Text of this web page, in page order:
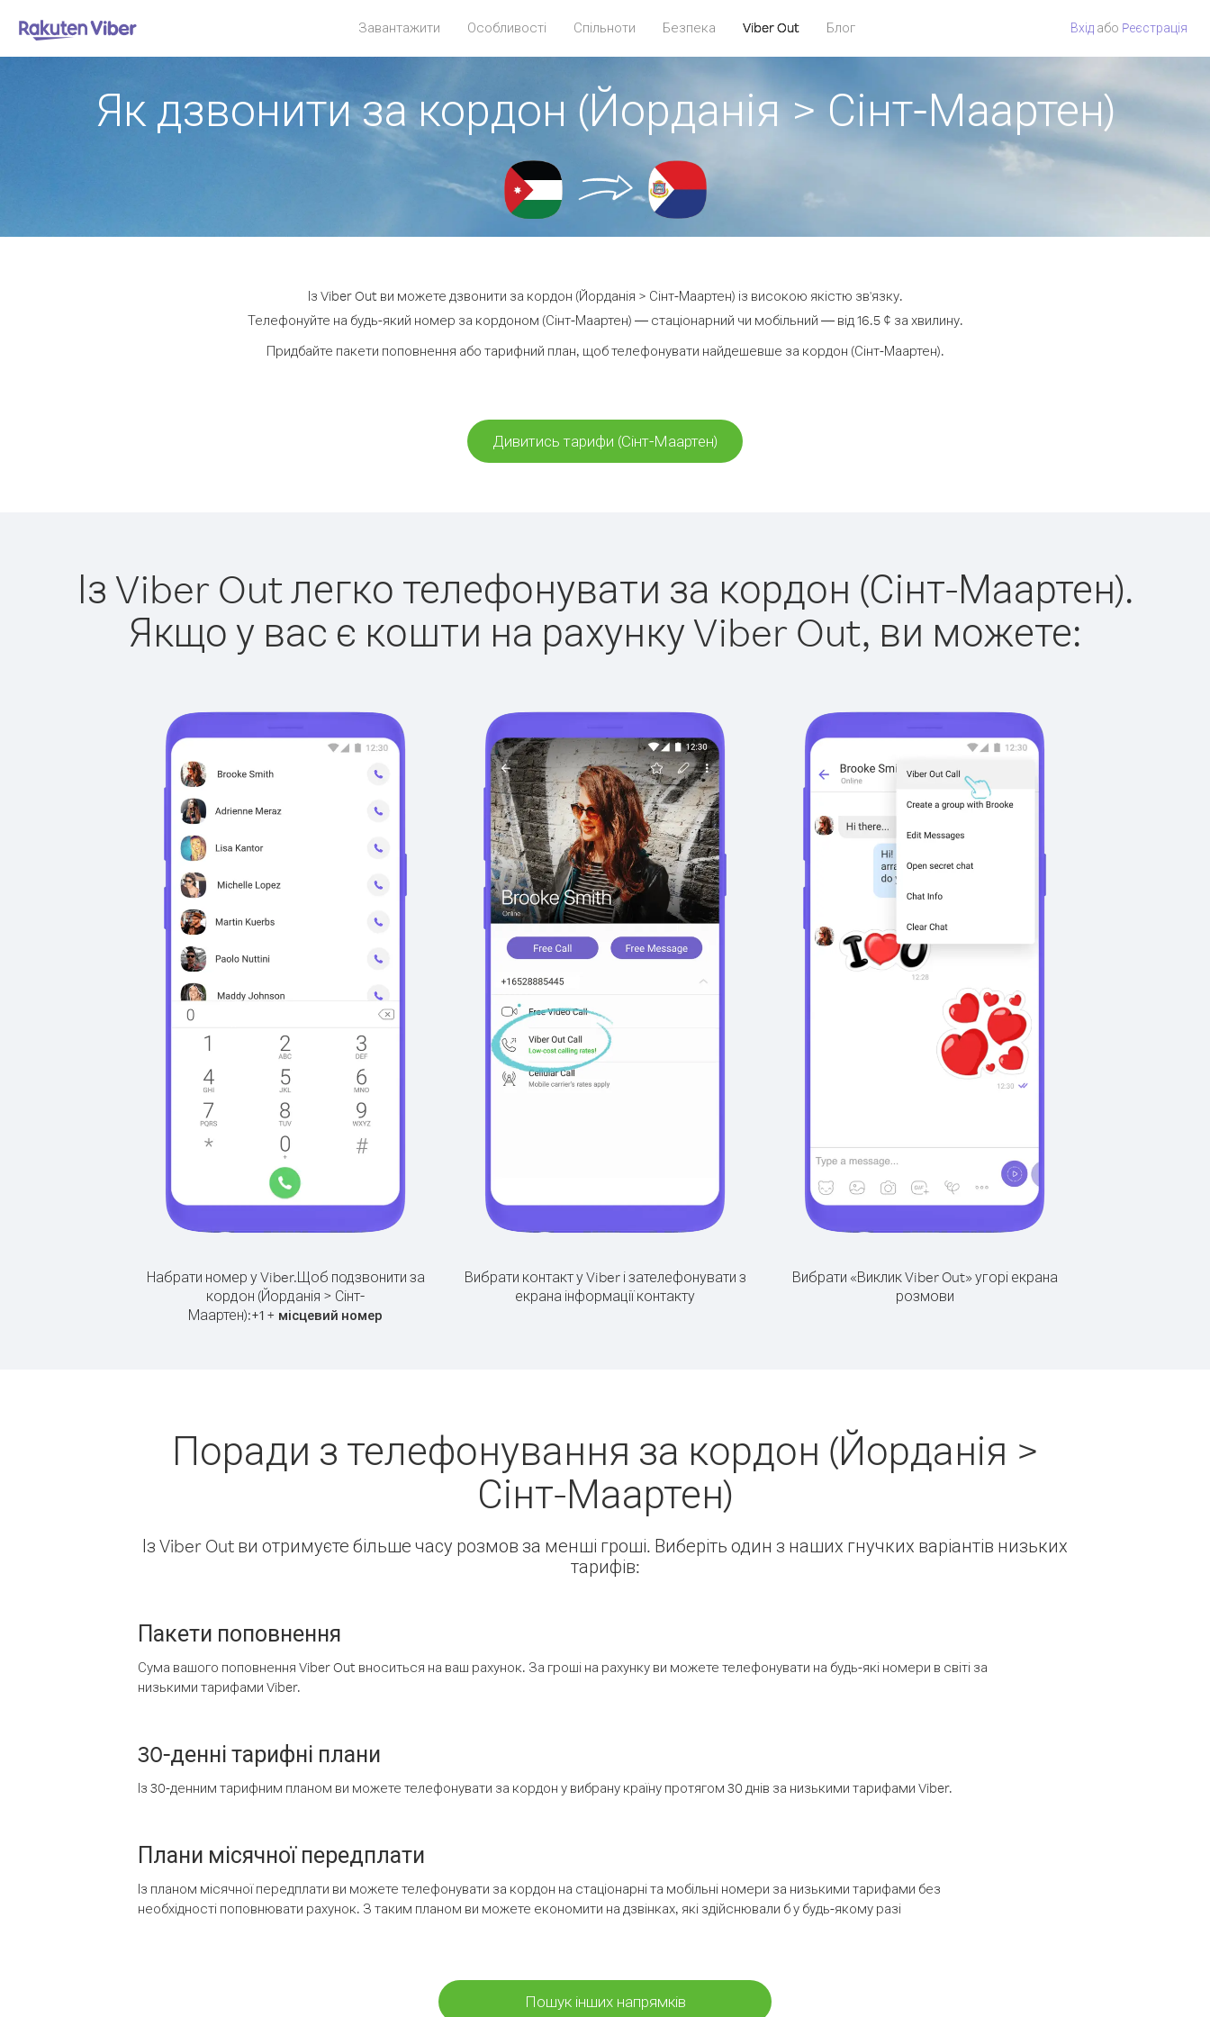
Завантажити Особливості Спільноти Безпека Viber Out Блог Вхід або Pеєстрація
Як дзвонити за кордон (Йорданія > Сінт-Маартен)
Із Viber Out ви можете дзвонити за кордон (Йорданія > Сінт-Маартен) із високою якістю зв'язку.
Телефонуйте на будь-який номер за кордоном (Сінт-Маартен) — стаціонарний чи мобільний — від 16.5 ¢ за хвилину.
Придбайте пакети поповнення або тарифний план, щоб телефонувати найдешевше за кордон (Сінт-Маартен).
Дивитись тарифи (Сінт-Маартен)
Із Viber Out легко телефонувати за кордон (Сінт-Маартен).
Якщо у вас є кошти на рахунку Viber Out, ви можете:
Набрати номер у Viber.Щоб подзвонити за
кордон (Йорданія > Сінт-
Маартен):+1 + місцевий номер
Вибрати контакт у Viber і зателефонувати з
екрана інформації контакту
Вибрати «Виклик Viber Out» угорі екрана
розмови
Поради з телефонування за кордон (Йорданія >
Сінт-Маартен)
Із Viber Out ви отримуєте більше часу розмов за менші гроші. Виберіть один з наших гнучких варіантів низьких
тарифів:
Пакети поповнення
Сума вашого поповнення Viber Out вноситься на ваш рахунок. За гроші на рахунку ви можете телефонувати на будь-які номери в світі за
низькими тарифами Viber.
30-денні тарифні плани
Із 30-денним тарифним планом ви можете телефонувати за кордон у вибрану країну протягом 30 днів за низькими тарифами Viber.
Плани місячної передплати
Із планом місячної передплати ви можете телефонувати за кордон на стаціонарні та мобільні номери за низькими тарифами без
необхідності поповнювати рахунок. З таким планом ви можете економити на дзвінках, які здійснювали б у будь-якому разі
Пошук інших напрямків